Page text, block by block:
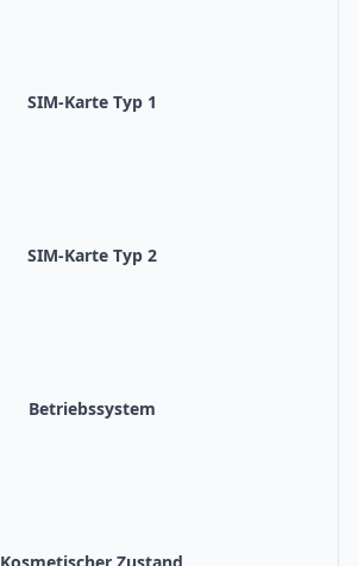
SIM-Karte Typ 1
SIM-Karte Typ 2
Betriebssystem